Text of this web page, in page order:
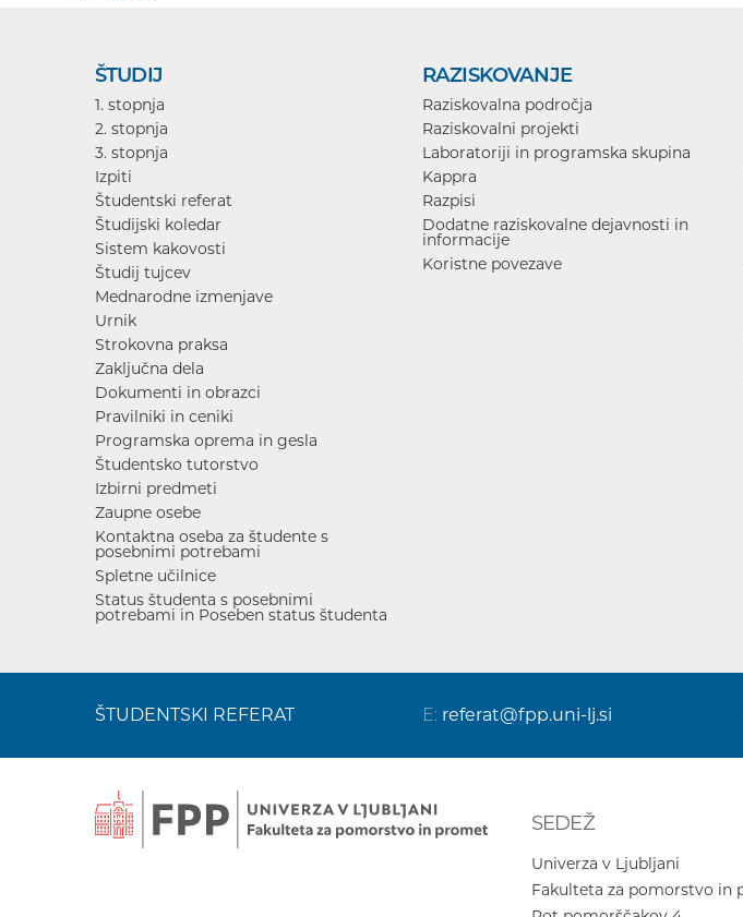
ŠTUDIJ
1. stopnja
2. stopnja
3. stopnja
Izpiti
Študentski referat
Študijski koledar
Sistem kakovosti
Študij tujcev
Mednarodne izmenjave
Urnik
Strokovna praksa
Zaključna dela
Dokumenti in obrazci
Pravilniki in ceniki
Programska oprema in gesla
Študentsko tutorstvo
Izbirni predmeti
Zaupne osebe
Kontaktna oseba za študente s
posebnimi potrebami
Spletne učilnice
Status študenta s posebnimi
potrebami in Poseben status študenta
RAZISKOVANJE
Raziskovalna področja
Raziskovalni projekti
Laboratoriji in programska skupina
Kappra
Razpisi
Dodatne raziskovalne dejavnosti in
informacije
Koristne povezave
ŠTUDENTSKI REFERAT E: referat@fpp.uni-lj.si
SEDEŽ
Univerza v Ljubljani
Fakulteta za pomorstvo in